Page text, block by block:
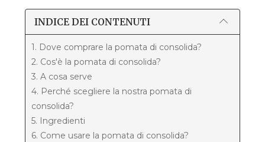
INDICE DEI CONTENUTI
1. Dove comprare la pomata di consolida?
2. Cos'è la pomata di consolida?
3. A cosa serve
4. Perché scegliere la nostra pomata di
consolida?
5. Ingredienti
6. Come usare la pomata di consolida?